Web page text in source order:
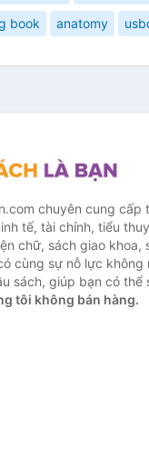
book anatomy
chuyên cung
tế, tài chính, tiểu
chữ, sách giao khoa,
cùng sự nỗ lực
sách, giúp bạn có
tôi không bán hàng.